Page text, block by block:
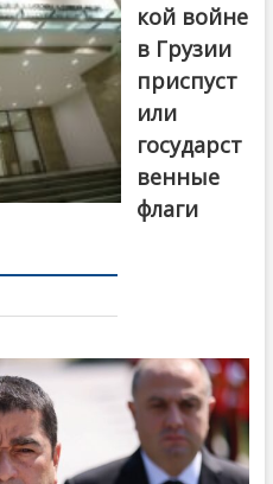
кой войне
в Грузии
приспуст
или
государст
венные
флаги